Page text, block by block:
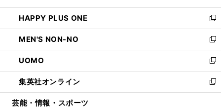
開
く
ウ
で
開
く
ン
ド
ウ
で
開
く
ウ
ィ
ン
ド
ウ
で
開
く
し
い
ウ
ィ
ン
ド
ウ
で
開
HAPPY PLUS ONE
新
し
い
ウ
ィ
ン
ド
ウ
MEN'S NON-NO
新
し
い
ウ
ィ
ン
UOMO
新
し
い
ウ
集英社オンライン
新
し
芸能・情報・スポーツ